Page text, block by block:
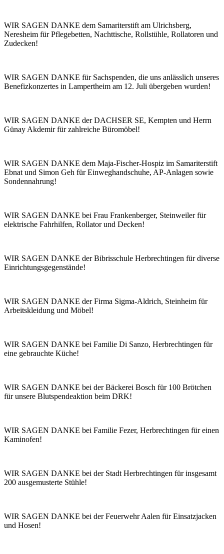
WIR SAGEN DANKE dem Samariterstift am Ulrichsberg,
Neresheim für Pflegebetten, Nachttische, Rollstühle, Rollatoren und
Zudecken!
WIR SAGEN DANKE für Sachspenden, die uns anlässlich unseres
Benefizkonzertes in Lampertheim am 12. Juli übergeben wurden!
WIR SAGEN DANKE der DACHSER SE, Kempten und Herrn
Günay Akdemir für zahlreiche Büromöbel!
WIR SAGEN DANKE dem Maja-Fischer-Hospiz im Samariterstift
Ebnat und Simon Geh für Einweghandschuhe, AP-Anlagen sowie
Sondennahrung!
WIR SAGEN DANKE bei Frau Frankenberger, Steinweiler für
elektrische Fahrhilfen, Rollator und Decken!
WIR SAGEN DANKE der Bibrisschule Herbrechtingen für diverse
Einrichtungsgegenstände!
WIR SAGEN DANKE der Firma Sigma-Aldrich, Steinheim für
Arbeitskleidung und Möbel!
WIR SAGEN DANKE bei Familie Di Sanzo, Herbrechtingen für
eine gebrauchte Küche!
WIR SAGEN DANKE bei der Bäckerei Bosch für 100 Brötchen
für unsere Blutspendeaktion beim DRK!
WIR SAGEN DANKE bei Familie Fezer, Herbrechtingen für einen
Kaminofen!
WIR SAGEN DANKE bei der Stadt Herbrechtingen für insgesamt
200 ausgemusterte Stühle!
WIR SAGEN DANKE bei der Feuerwehr Aalen für Einsatzjacken
und Hosen!